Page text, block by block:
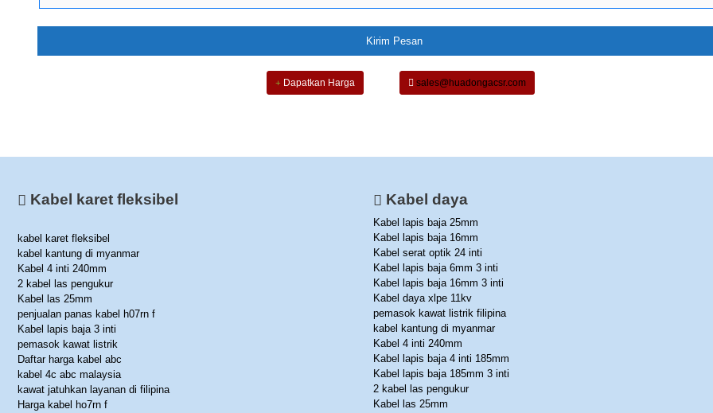
Dapatkan Harga sales@huadongacsr.com
Kabel karet fleksibel
kabel karet fleksibel
kabel kantung di myanmar
Kabel 4 inti 240mm
2 kabel las pengukur
Kabel las 25mm
penjualan panas kabel h07rn f
Kabel lapis baja 3 inti
pemasok kawat listrik
Daftar harga kabel abc
kabel 4c abc malaysia
kawat jatuhkan layanan di filipina
Harga kabel ho7rn f
Kabel daya
Kabel lapis baja 25mm
Kabel lapis baja 16mm
Kabel serat optik 24 inti
Kabel lapis baja 6mm 3 inti
Kabel lapis baja 16mm 3 inti
Kabel daya xlpe 11kv
pemasok kawat listrik filipina
kabel kantung di myanmar
Kabel 4 inti 240mm
Kabel lapis baja 4 inti 185mm
Kabel lapis baja 185mm 3 inti
2 kabel las pengukur
Kabel las 25mm